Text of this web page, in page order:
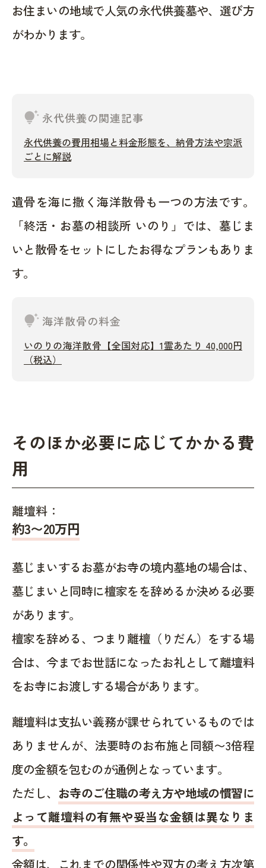
お住まいの地域で人気の永代供養墓や、選び方
がわかります。
tips_and_updates 永代供養の関連記事
永代供養の費用相場と料金形態を、納骨方法や宗派
ごとに解説
遺骨を海に撒く海洋散骨も一つの方法です。
「終活・お墓の相談所 いのり」では、墓じま
いと散骨をセットにしたお得なプランもありま
す。
tips_and_updates 海洋散骨の料金
いのりの海洋散骨【全国対応】1霊あたり 40,000円
（税込）
そのほか必要に応じてかかる費
用
離壇料：
約3〜20万円
墓じまいするお墓がお寺の境内墓地の場合は、
墓じまいと同時に檀家をを辞めるか決める必要
があります。
檀家を辞める、つまり離檀（りだん）をする場
合は、今までお世話になったお礼として離壇料
をお寺にお渡しする場合があります。
離壇料は支払い義務が課せられているものでは
ありませんが、法要時のお布施と同額〜3倍程
度の金額を包むのが通例となっています。
ただし、 お寺のご住職の考え方や地域の慣習に
よって離壇料の有無や妥当な金額は異なりま
す。
金額は、これまでの関係性や双方の考え方次第